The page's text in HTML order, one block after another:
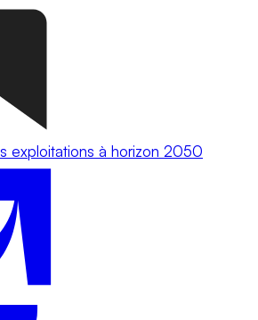
exploitations à horizon 2050